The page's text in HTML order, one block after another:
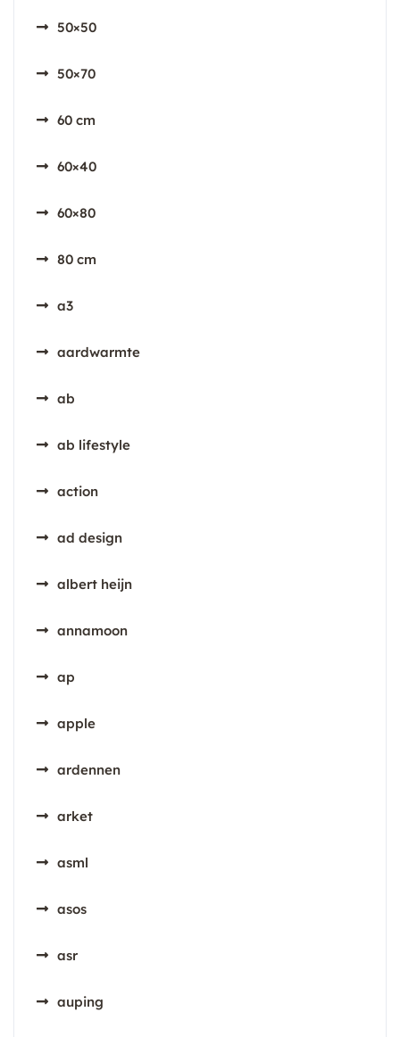
50×50
50×70
60 cm
60×40
60×80
80 cm
a3
aardwarmte
ab
ab lifestyle
action
ad design
albert heijn
annamoon
ap
apple
ardennen
arket
asml
asos
asr
auping